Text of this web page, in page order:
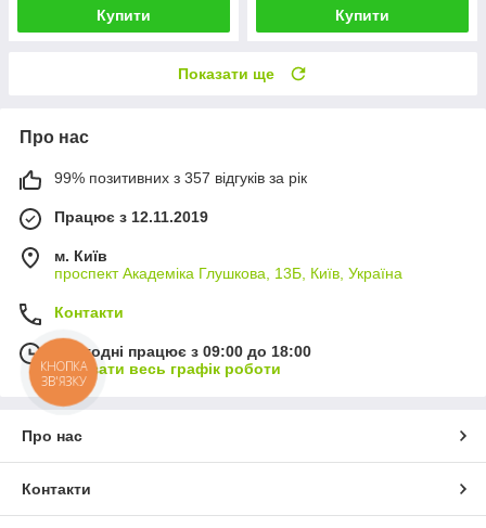
Купити Купити
Показати ще
Про нас
99% позитивних з 357 відгуків за рік
Працює з 12.11.2019
м. Київ
проспект Академіка Глушкова, 13Б, Київ, Україна
Контакти
Сьогодні працює з 09:00 до 18:00
Показати весь графік роботи
Про нас
Контакти
КНОПКА
ЗВ'ЯЗКУ